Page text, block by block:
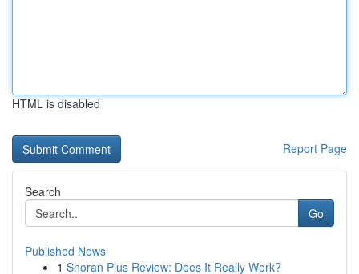
HTML is disabled
Report Page
Search
Go
Published News
1 Snoran Plus Review: Does It Really Work?